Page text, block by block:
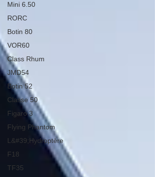
Mini 6.50
RORC
Botin 80
VOR60
Class Rhum
JMD54
Botin 52
Classe 50
Figaro 3
Flying Phantom
L&#39;Hydroptère
F18
TF35